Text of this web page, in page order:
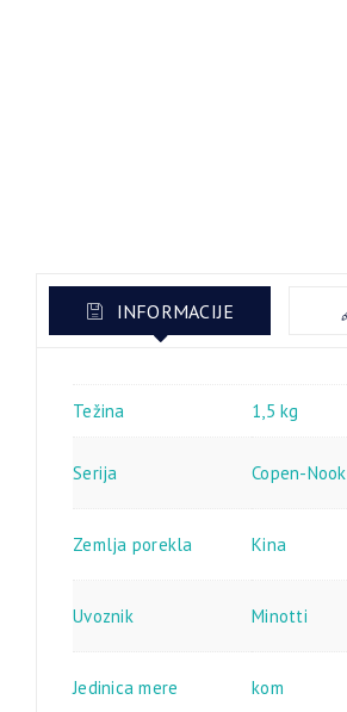
INFORMACIJE
Težina 1,5 kg
Serija Copen-Nook
Zemlja porekla Kina
Uvoznik Minotti
Jedinica mere kom